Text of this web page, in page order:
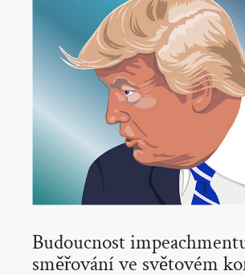
Budoucnost
směřování ve světovém